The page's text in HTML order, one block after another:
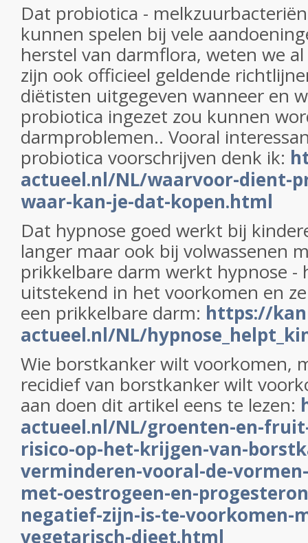
Dat probiotica -
kunnen spelen bij vele
herstel van darmflora, weten we
zijn ook officieel geldende
diëtisten uitgegeven wanneer en
probiotica ingezet zou kunnen
darmproblemen.. Vooral
probiotica voorschrijven denk ik:
actueel.nl/NL/waarvoor-dient-
waar-kan-je-dat-kopen.html
Dat hypnose goed werkt bij
langer maar ook bij volwassenen
prikkelbare darm werkt hypnose -
uitstekend in het voorkomen en
een prikkelbare darm: https://
actueel.nl/NL/
Wie borstkanker wilt voorkomen,
recidief van borstkanker wilt
aan doen dit artikel eens te lezen:
actueel.nl/NL/groenten-en-
risico-op-het-krijgen-van-
verminderen-vooral-de-
met-oestrogeen-en-
negatief-zijn-is-te-voorkomen-
vegetarisch-dieet.html